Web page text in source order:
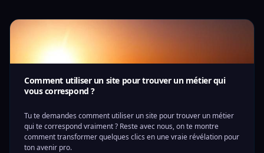
Comment utiliser un site pour trouver un métier qui
vous correspond ?
Tu te demandes comment utiliser un site pour trouver un métier
qui te correspond vraiment ? Reste avec nous, on te montre
comment transformer quelques clics en une vraie révélation pour
ton avenir pro.